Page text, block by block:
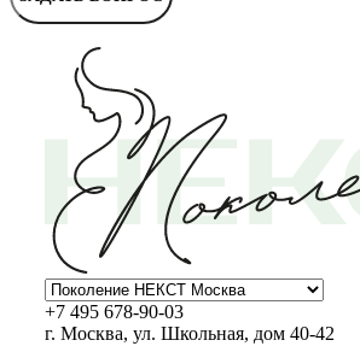
+7 495 678-90-03
г. Москва, ул. Школьная, дом 40-42